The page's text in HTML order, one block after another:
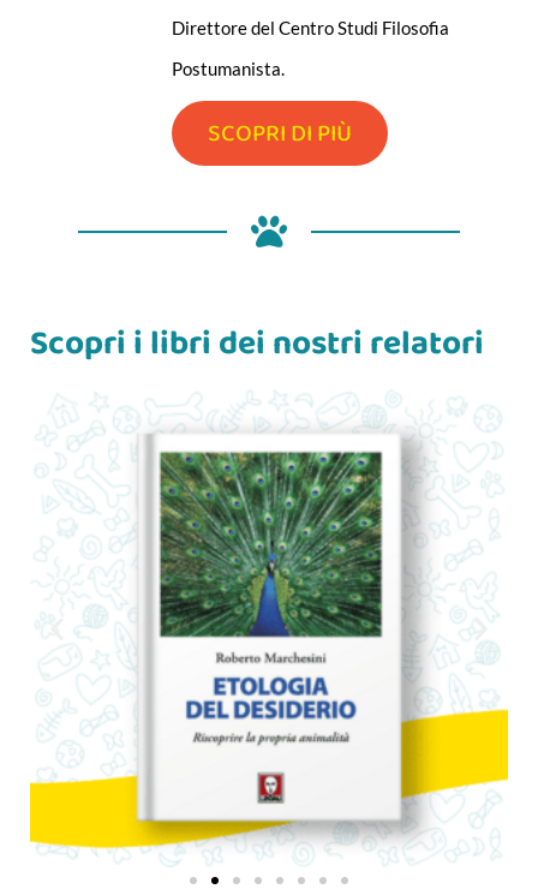
Direttore del Centro Studi Filosofia
Postumanista.
SCOPRI DI PIÙ
Scopri i libri dei nostri relatori